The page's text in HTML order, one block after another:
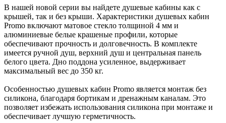
В нашей новой серии вы найдете душевые кабины как с
крышей, так и без крыши. Характеристики душевых кабин
Promo включают матовое стекло толщиной 4 мм и
алюминиевые белые крашеные профили, которые
обеспечивают прочность и долговечность. В комплекте
имеется ручной душ, верхний душ и центральная панель
белого цвета. Дно поддона усиленное, выдерживает
максимальный вес до 350 кг.
Особенностью душевых кабин Promo является монтаж без
силикона, благодаря бортикам и дренажным каналам. Это
позволяет избежать использования силикона при монтаже и
обеспечивает лучшую герметичность.